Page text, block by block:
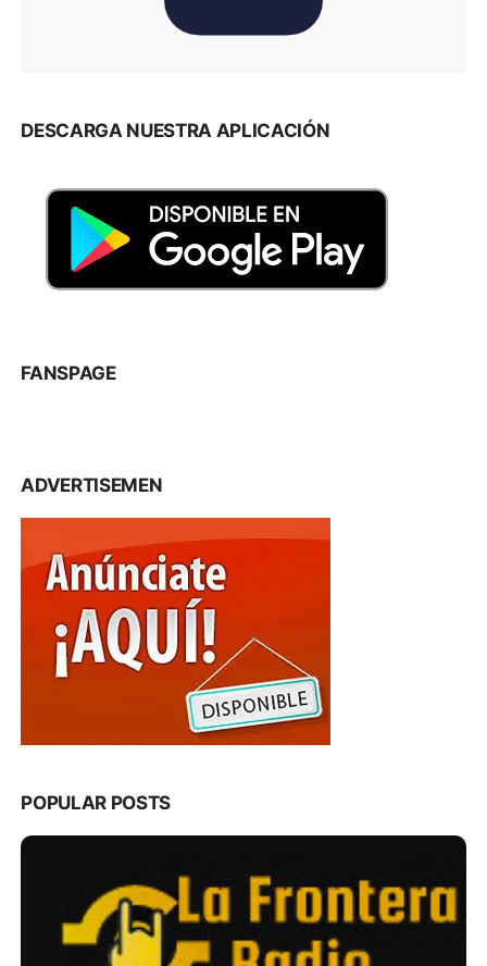
DESCARGA NUESTRA APLICACIÓN
FANSPAGE
ADVERTISEMEN
POPULAR POSTS